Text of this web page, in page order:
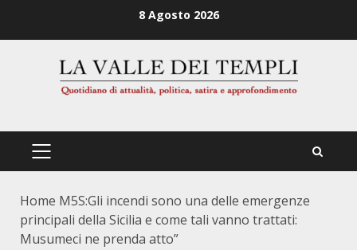
8 Agosto 2026
PRIMÄRES
Home M5S:Gli incendi sono una delle emergenze
principali della Sicilia e come tali vanno trattati:
Musumeci ne prenda atto”